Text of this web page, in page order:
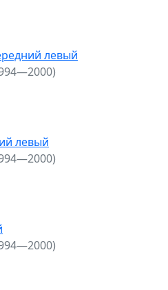
левый
левый